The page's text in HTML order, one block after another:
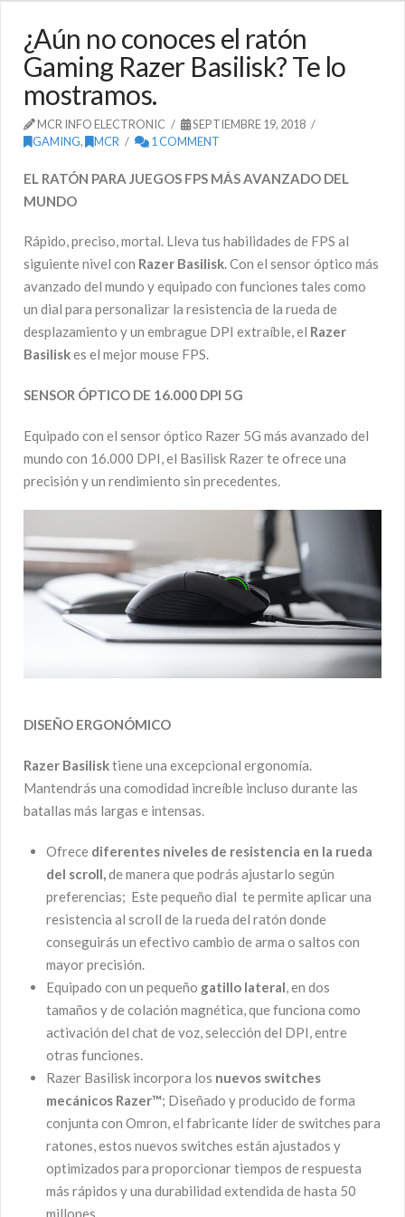
¿Aún no conoces el ratón
Gaming Razer Basilisk? Te lo
mostramos.
MCR INFO ELECTRONIC
SEPTIEMBRE 19, 2018
GAMING, MCR 1 COMMENT
EL RATÓN PARA JUEGOS FPS MÁS AVANZADO DEL
MUNDO
Rápido, preciso, mortal. Lleva tus habilidades de FPS al
siguiente nivel con Razer Basilisk. Con el sensor óptico más
avanzado del mundo y equipado con funciones tales como
un dial para personalizar la resistencia de la rueda de
desplazamiento y un embrague DPI extraíble, el Razer
Basiliskes el mejor mouse FPS.
SENSOR ÓPTICO DE 16.000 DPI 5G
Equipado con el sensor óptico Razer 5G más avanzado del
mundo con 16.000 DPI, el Basilisk Razer te ofrece una
precisión y un rendimiento sin precedentes.
DISEÑO ERGONÓMICO
Razer Basilisktiene una excepcional ergonomía.
Mantendrás una comodidad increíble incluso durante las
batallas más largas e intensas.
Ofrece diferentes niveles de resistencia en la rueda
del scroll,de manera que podrás ajustarlo según
preferencias; Este pequeño dial te permite aplicar una
resistencia al scroll de la rueda del ratón donde
conseguirás un efectivo cambio de arma o saltos con
mayor precisión.
Equipado con un pequeño gatillo lateral, en dos
tamaños y de colación magnética, que funciona como
activación del chat de voz, selección del DPI, entre
otras funciones.
Razer Basilisk incorpora los nuevos switches
mecánicos Razer™; Diseñado y producido de forma
conjunta con Omron, el fabricante líder de switches para
ratones, estos nuevos switches están ajustados y
optimizados para proporcionar tiempos de respuesta
más rápidos y una durabilidad extendida de hasta 50
millones